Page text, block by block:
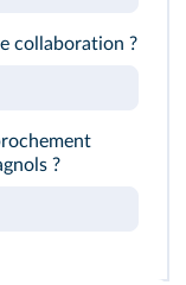
collaboration ?
?